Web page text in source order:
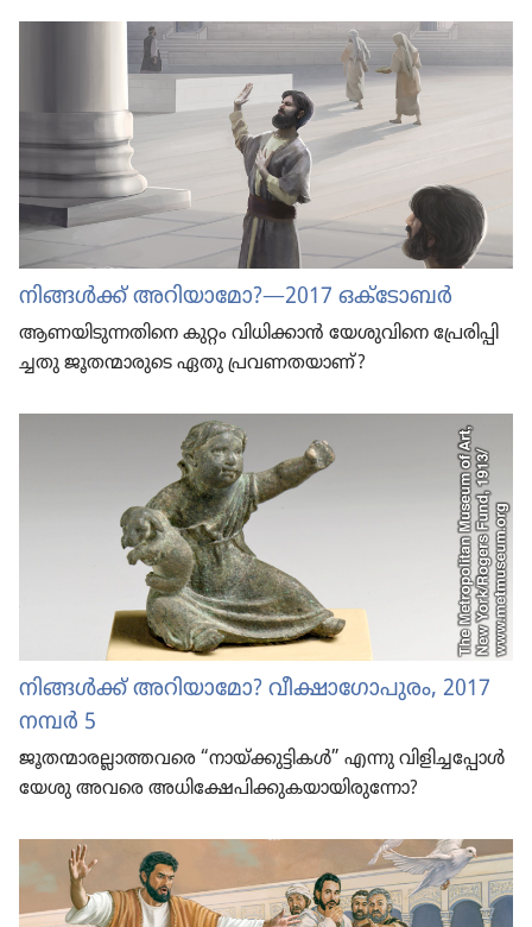
നിങ്ങൾക്ക്‌ അറിയാ​മോ?​—2017 ഒക്‌ടോ​ബർ
ആണയി​ടു​ന്ന​തി​നെ കുറ്റം വിധി​ക്കാൻ യേശു​വി​നെ പ്രേരി​പ്പി​
ച്ചതു ജൂതന്മാ​രു​ടെ ഏതു പ്രവണ​ത​യാണ്‌?
നിങ്ങൾക്ക്‌ അറിയാ​മോ? വീക്ഷാ​ഗോ​പു​രം, 2017
നമ്പർ 5
ജൂതന്മാ​ര​ല്ലാ​ത്ത​വരെ “നായ്‌ക്കു​ട്ടി​കൾ” എന്നു വിളി​ച്ച​പ്പോൾ
യേശു അവരെ അധി​ക്ഷേ​പി​ക്കു​ക​യാ​യി​രു​ന്നോ?